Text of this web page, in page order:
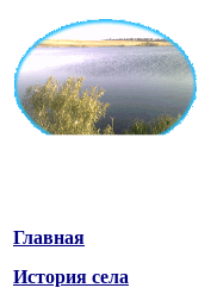
Главная
История села